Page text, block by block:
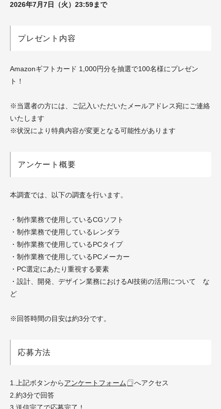
2026年7月7日（火）23:59まで
プレゼント内容
Amazonギフトカード 1,000円分を抽選で100名様にプレゼン
ト！
※当選者の方には、ご記入いただいたメールアドレス宛にご連絡
いたします
※状況により特典内容が変更となる可能性があります
アンケート概要
本調査では、以下の調査を行います。
・制作業務で使用しているCGソフト
・制作業務で使用しているレンダラ
・制作業務で使用しているPCタイプ
・制作業務で使用しているPCメーカー
・PC選定にあたり重視する要素
・設計、開発、デザイン業務におけるAI技術の活用について な
ど
※回答時間の目安は約3分です。
応募方法
1.上記ボタンからアンケートフォーム
へアクセス
2.約3分で回答